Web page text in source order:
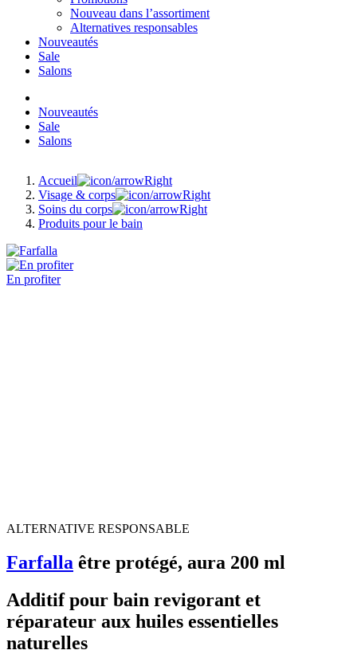
Nouveau dans l’assortiment
Alternatives responsables
Nouveautés
Sale
Salons
Nouveautés
Sale
Salons
Accueil
Visage & corps
Soins du corps
Produits pour le bain
En profiter
ALTERNATIVE RESPONSABLE
Farfalla être protégé, aura 200 ml
Additif pour bain revigorant et
réparateur aux huiles essentielles
naturelles